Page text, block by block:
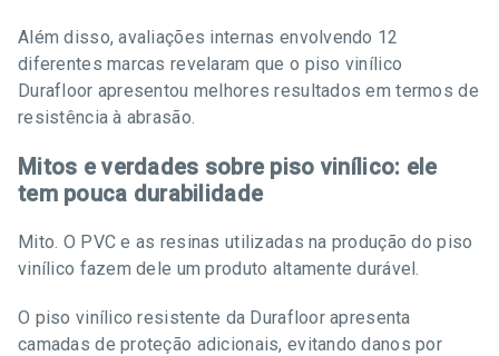
Além disso, avaliações internas envolvendo 12
diferentes marcas revelaram que o piso vinílico
Durafloor apresentou melhores resultados em termos de
resistência à abrasão.
Mitos e verdades sobre piso vinílico: ele
tem pouca durabilidade
Mito. O PVC e as resinas utilizadas na produção do piso
vinílico fazem dele um produto altamente durável.
O piso vinílico resistente da Durafloor apresenta
camadas de proteção adicionais, evitando danos por